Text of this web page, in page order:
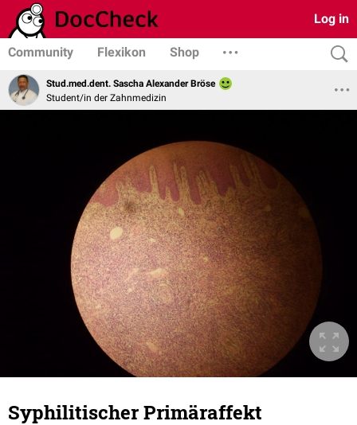
Log in
Community Flexikon Shop
Stud.med.dent. Sascha Alexander Bröse
Student/in der Zahnmedizin
Syphilitischer Primäraffekt